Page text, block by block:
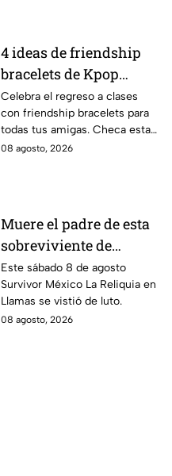
4 ideas de friendship
bracelets de Kpop
Demon Hunters para
intercambiar con tus
mejores amigas este
regreso a clases
Celebra el regreso a clases
con friendship bracelets para
todas tus amigas. Checa estas
4 ideas inspiradas en Kpop
08 agosto, 2026
Muere el padre de esta
sobreviviente de
Survivor México La
Reliquia en Llamas
Este sábado 8 de agosto
Survivor México La Reliquia en
Llamas se vistió de luto.
08 agosto, 2026